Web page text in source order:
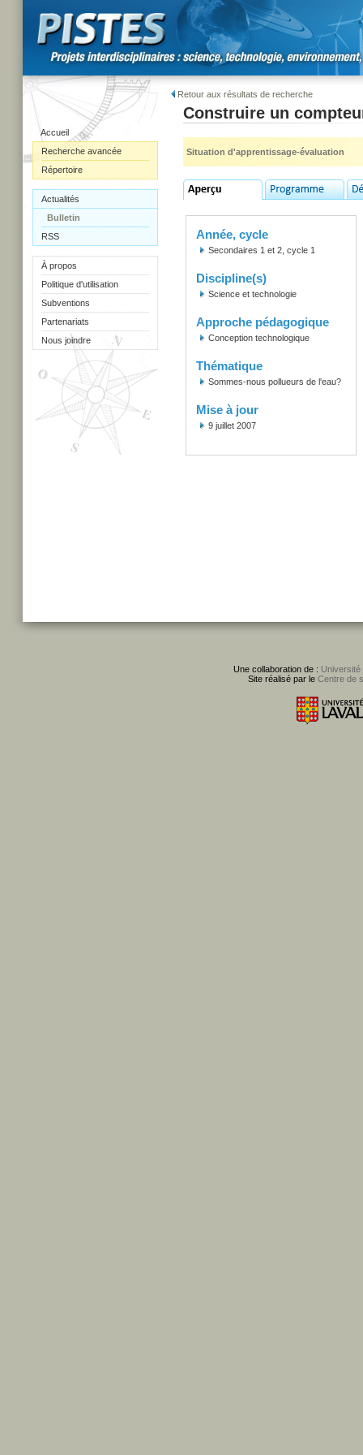
Accueil
Recherche avancée
Répertoire
Actualités
Bulletin
RSS
À propos
Politique d'utilisation
Subventions
Partenariats
Nous joindre
Retour aux résultats de recherche
Construire un
Situation d'apprentissage-évaluation
Année, cycle
Secondaires 1 et 2, cycle 1
Discipline(s)
Science et technologie
Approche pédagogique
Conception technologique
Thématique
Sommes-nous pollueurs de l'eau?
Mise à jour
9 juillet 2007
Une collaboration de : Université
Site réalisé par le Centre de